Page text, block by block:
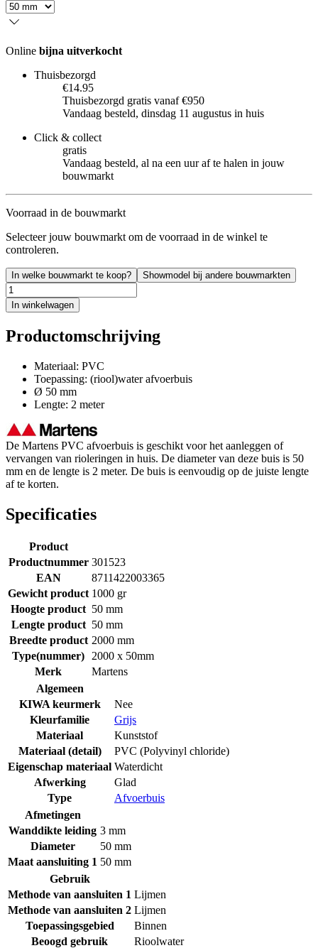
Online bijna uitverkocht
Thuisbezorgd
€14.95
Thuisbezorgd gratis vanaf €950
Vandaag besteld, dinsdag 11 augustus in huis
Click & collect
gratis
Vandaag besteld, al na een uur af te halen in jouw
bouwmarkt
Voorraad in de bouwmarkt
Selecteer jouw bouwmarkt om de voorraad in de winkel te
controleren.
In welke bouwmarkt te koop? Showmodel bij andere bouwmarkten
In winkelwagen
Productomschrijving
Materiaal: PVC
Toepassing: (riool)water afvoerbuis
Ø 50 mm
Lengte: 2 meter
De Martens PVC afvoerbuis is geschikt voor het aanleggen of
vervangen van rioleringen in huis. De diameter van deze buis is 50
mm en de lengte is 2 meter. De buis is eenvoudig op de juiste lengte
af te korten.
Specificaties
Product
Productnummer 301523
EAN
8711422003365
Gewicht product 1000 gr
Hoogte product 50 mm
Lengte product 50 mm
Breedte product 2000 mm
Type(nummer)
2000 x 50mm
Merk
Martens
Algemeen
KIWA keurmerk
Nee
Kleurfamilie
Grijs
Materiaal
Kunststof
Materiaal (detail)
PVC (Polyvinyl chloride)
Eigenschap materiaal Waterdicht
Afwerking
Glad
Type
Afvoerbuis
Afmetingen
Wanddikte leiding 3 mm
Diameter
50 mm
Maat aansluiting 1 50 mm
Gebruik
Methode van aansluiten 1 Lijmen
Methode van aansluiten 2 Lijmen
Toepassingsgebied
Binnen
Beoogd gebruik
Rioolwater